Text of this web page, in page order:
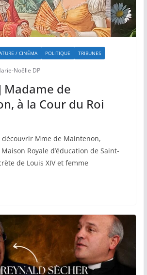
/ CINÉMA POLITIQUE TRIBUNES
Noëlle DP
Madame de
à la Cour du Roi
découvrir Mme de Maintenon,
Royale d’éducation de Saint-
de Louis XIV et femme